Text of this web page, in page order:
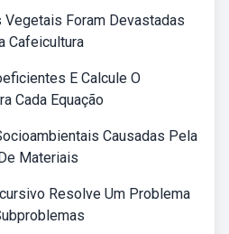
Vegetais Foram Devastadas
Cafeicultura
E Calcule O
Cada Equação
Causadas Pela
Materiais
Resolve Um Problema